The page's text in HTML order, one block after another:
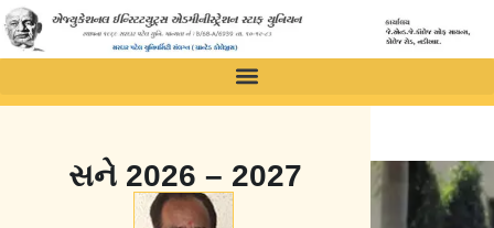
સને 2026 – 2027